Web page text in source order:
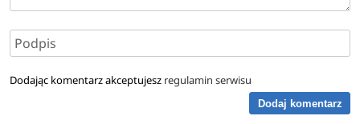
Dodając komentarz akceptujesz regulamin serwisu
Dodaj komentarz